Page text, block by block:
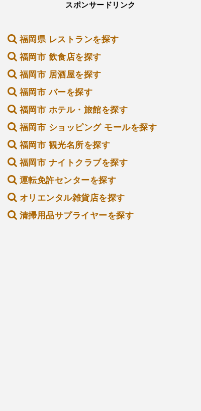
スポンサードリンク
福岡県 レストランを探す
福岡市 飲食店を探す
福岡市 居酒屋を探す
福岡市 バーを探す
福岡市 ホテル・旅館を探す
福岡市 ショッピング モールを探す
福岡市 観光名所を探す
福岡市 ナイトクラブを探す
運転免許センターを探す
オリエンタル雑貨店を探す
清掃用品サプライヤーを探す